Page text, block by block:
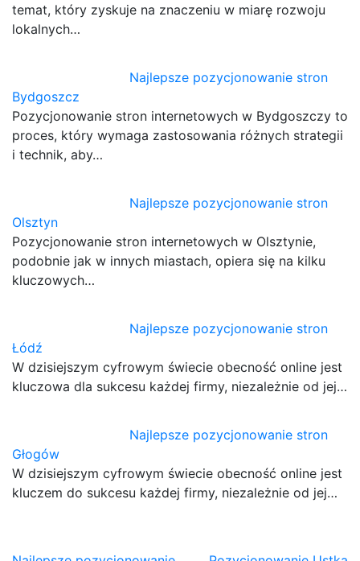
temat, który zyskuje na znaczeniu w miarę rozwoju
lokalnych…
Najlepsze pozycjonowanie stron
Bydgoszcz
Pozycjonowanie stron internetowych w Bydgoszczy to
proces, który wymaga zastosowania różnych strategii
i technik, aby…
Najlepsze pozycjonowanie stron
Olsztyn
Pozycjonowanie stron internetowych w Olsztynie,
podobnie jak w innych miastach, opiera się na kilku
kluczowych…
Najlepsze pozycjonowanie stron
Łódź
W dzisiejszym cyfrowym świecie obecność online jest
kluczowa dla sukcesu każdej firmy, niezależnie od jej…
Najlepsze pozycjonowanie stron
Głogów
W dzisiejszym cyfrowym świecie obecność online jest
kluczem do sukcesu każdej firmy, niezależnie od jej…